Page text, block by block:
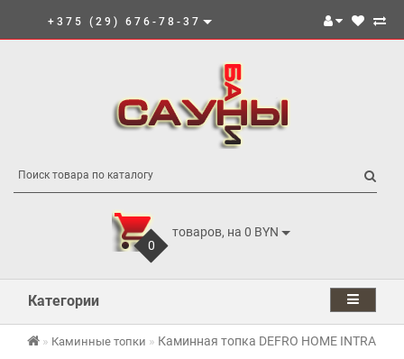
+375 (29) 676-78-37
0
товаров, на 0 BYN
Категории
Каминные топки Каминная топка DEFRO HOME INTRA S BP